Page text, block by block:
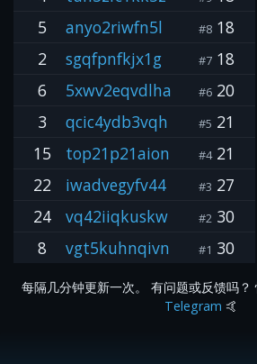
5
anyo2riwfn5l #8 18
2
sgqfpnfkjx1g #7 18
6
5xwv2eqvdlha #6 20
3
qcic4ydb3vqh #5 21
15
top21p21aion #421
22
iwadvegyfv44 #3 27
24
vq42iiqkuskw #2 30
8
vgt5kuhnqivn #1 30
每隔几分钟更新一次。 有问题或反馈吗
Telegram 🤙